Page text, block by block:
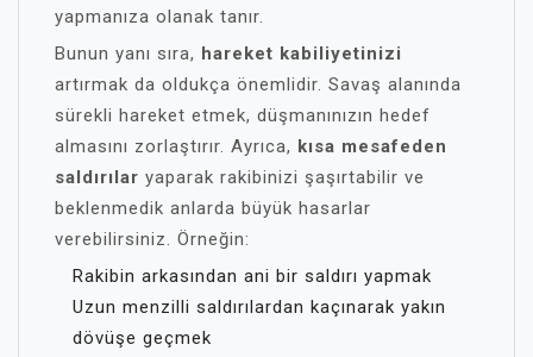
yapmanıza olanak tanır.
Bunun yanı sıra, hareket kabiliyetinizi
artırmak da oldukça önemlidir. Savaş alanında
sürekli hareket etmek, düşmanınızın hedef
almasını zorlaştırır. Ayrıca, kısa mesafeden
saldırılar yaparak rakibinizi şaşırtabilir ve
beklenmedik anlarda büyük hasarlar
verebilirsiniz. Örneğin:
Rakibin arkasından ani bir saldırı yapmak
Uzun menzilli saldırılardan kaçınarak yakın
dövüşe geçmek